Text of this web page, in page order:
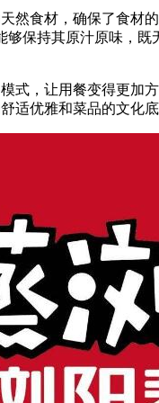
食材，确保了食材
够保持其原汁原味，
，让用餐变得更加
适优雅和菜品的文化